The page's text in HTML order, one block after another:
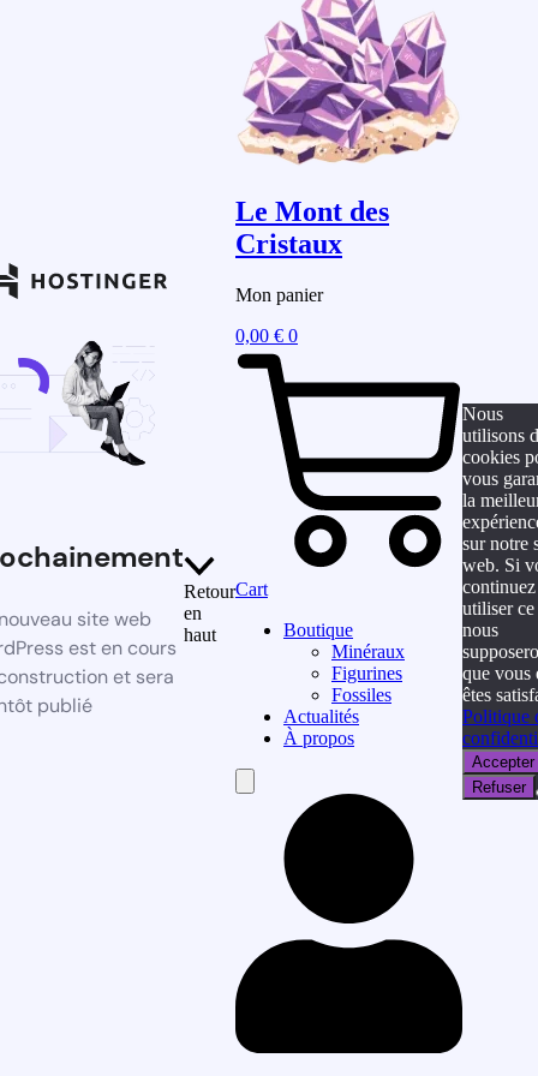
site web
est en cours
et sera
publié
Retour
en
haut
Le Mont des
Cristaux
Mon panier
0,00 € 0
Cart
Boutique
Minéraux
Figurines
Fossiles
Actualités
À propos
Toggle
Nous
utilisons
cookies
vous
la
sur notre
web. Si
continuez
utiliser ce
nous
que vous
êtes
Politique
Accepter
Refuser